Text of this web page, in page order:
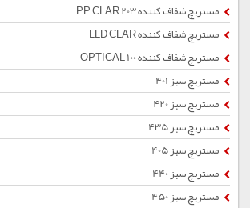
مستربچ شفاف کننده PP CLAR 203
مستربچ شفاف کننده LLD CLAR
مستربچ شفاف کننده OPTICAL 100
مستربچ سبز 401
مستربچ سبز 420
مستربچ سبز 435
مستربچ سبز 405
مستربچ سبز 440
مستربچ سبز 450